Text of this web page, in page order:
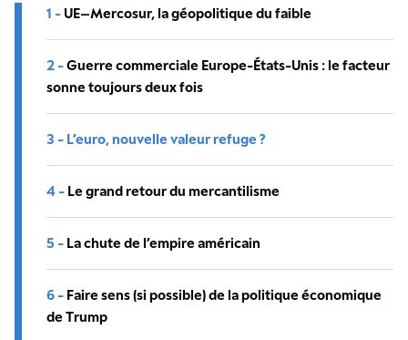
1 - UE–Mercosur, la géopolitique du faible
2 -Guerre commerciale Europe-États-Unis : le facteur
sonne toujours deux fois
3 - L’euro, nouvelle valeur refuge ?
4 - Le grand retour du mercantilisme
5 - La chute de l’empire américain
6 - Faire sens (si possible) de la politique économique
de Trump